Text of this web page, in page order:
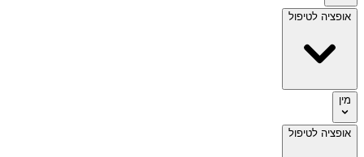
אופציה לטיפול
מין
אופציה לטיפול